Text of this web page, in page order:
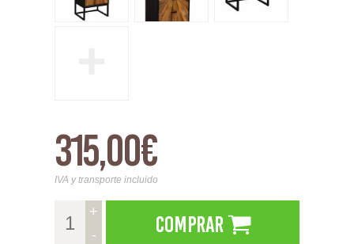
315,00€
IVA y transporte incluido
+
-
Comprar